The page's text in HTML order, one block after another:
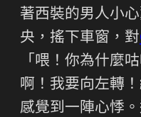
著西裝的男人小
央，搖下車窗，對
「喂！你為什麼
啊！我要向左轉
感覺到一陣心悸